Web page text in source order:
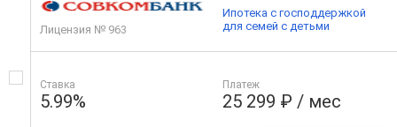
Лицензия № 963
Ставка
5.99%
Платеж
25 299 ₽ / мес
Ипотека с господдержкой
для семей с детьми